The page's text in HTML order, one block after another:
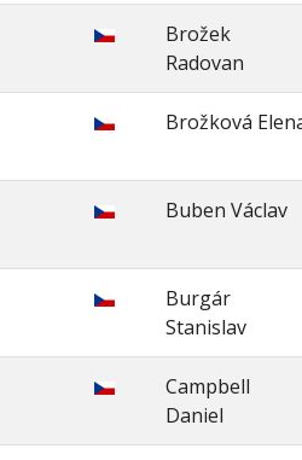
Brožek
Radovan
Brožková
Buben Václav
Burgár
Stanislav
Campbell
Daniel